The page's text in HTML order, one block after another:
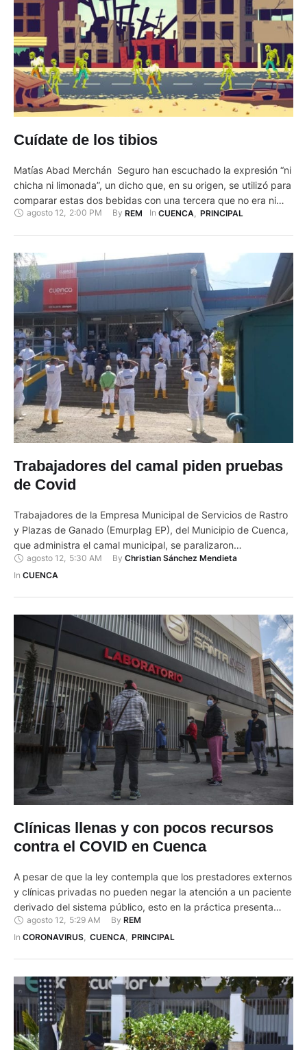
Cuídate de los tibios
Matías Abad Merchán Seguro han escuchado la expresión “ni
chicha ni limonada”, un dicho que, en su origen, se utilizó para
comparar estas dos bebidas con una tercera que no era ni
fuerte (o alcohólica) como la chicha, ni suave y refrescante
agosto 12, 2:00 PM By REM In CUENCA PRINCIPAL
Trabajadores del camal piden pruebas
de Covid
Trabajadores de la Empresa Municipal de Servicios de Rastro
y Plazas de Ganado (Emurplag EP), del Municipio de Cuenca,
que administra el camal municipal, se paralizaron
momentáneamente. Lo hicieron el último lunes y se reunieron
en los exteriores de este establecimiento, que está en el
agosto 12 5:30 AM By Christian Sánchez Mendieta
In CUENCA
Clínicas llenas y con pocos recursos
contra el COVID en Cuenca
A pesar de que la ley contempla que los prestadores externos
y clínicas privadas no pueden negar la atención a un paciente
derivado del sistema público, esto en la práctica presenta
problemas. El lleno completo en los hospitales públicos hace
que los afiliados busquen una derivación al sistema privado
agosto 12 5:29 AM By REM
In CORONAVIRUS, CUENCA, PRINCIPAL